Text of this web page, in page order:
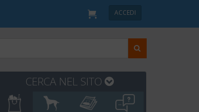
ACCEDI
CERCA NEL SITO